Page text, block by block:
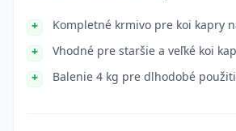
Kompletné krmivo pre koi kapry
Vhodné pre staršie a veľké koi
Balenie 4 kg pre dlhodobé